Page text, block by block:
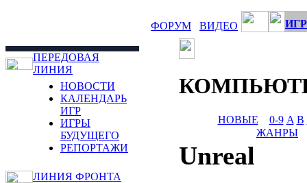
ФОРУМ ВИДЕО
ПЕРЕДОВАЯ
ЛИНИЯ
НОВОСТИ
КАЛЕНДАРЬ
ИГР
ИГРЫ
БУДУЩЕГО
РЕПОРТАЖИ
ЛИНИЯ ФРОНТА
НОВЫЕ 0-9 A B
ЖАНРЫ
Unreal